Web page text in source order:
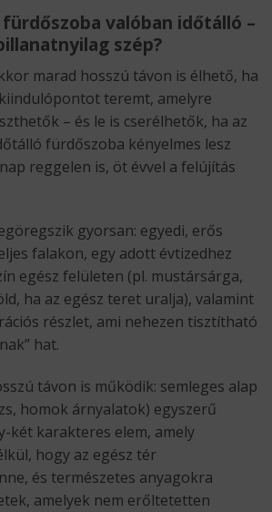
valóban időtálló –
szép?
marad hosszú távon is élhető, ha
teremt, amelyre
– és le is cserélhetők, ha az
fürdőszoba kényelmes lesz
reggelen is, öt évvel a felújítás
gyorsan: egyedi, erős
falakon, egy adott évtizedhez
egész felületen (pl. mustársárga,
ha az egész teret uralja), valamint
részlet, ami nehezen tisztítható
hat.
távon is működik: semleges alap
homok árnyalatok) egyszerű
két karakteres elem, amely
hogy az egész tér
és természetes anyagokra
amelyek nem erőltetetten